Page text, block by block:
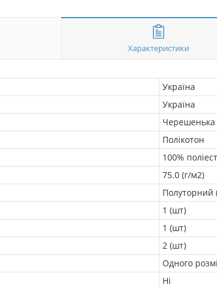
Характеристики
Україна
Україна
Черешенька
Полікотон
100%
75.0 (г/м2)
Полуторний
1 (шт)
1 (шт)
2 (шт)
Одного
Ні